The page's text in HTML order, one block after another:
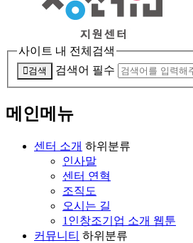
사이트 내 전체검색
검색 검색어 필수
메인메뉴
센터 소개 하위분류
인사말
센터 연혁
조직도
오시는 길
1인창조기업 소개 웹툰
커뮤니티 하위분류